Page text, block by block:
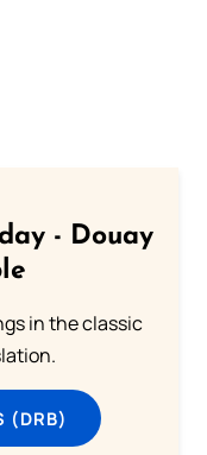
- Douay
in the classic
(DRB)